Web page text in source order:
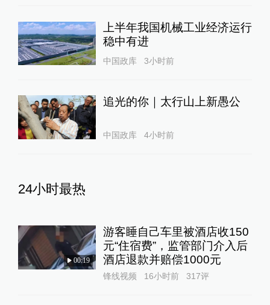
上半年我国机械工业经济运行
稳中有进
中国政库 3小时前
追光的你｜太行山上新愚公
中国政库 4小时前
24小时最热
00:19
游客睡自己车里被酒店收150
元“住宿费”，监管部门介入后
酒店退款并赔偿1000元
锋线视频 16小时前 317评